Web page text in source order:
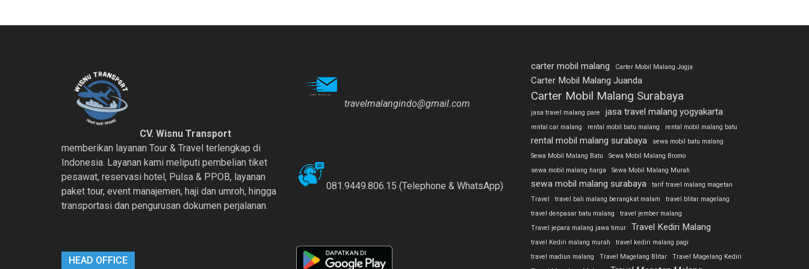
CV. Wisnu Transport
memberikan layanan Tour & Travel terlengkap di
Indonesia. Layanan kami meliputi pembelian tiket
pesawat, reservasi hotel, Pulsa & PPOB, layanan
paket tour, event manajemen, haji dan umroh, hingga
transportasi dan pengurusan dokumen perjalanan.
HEAD OFFICE
travelmalangindo@gmail.com
081.9449.806.15 (Telephone & WhatsApp)
carter mobil malang Carter Mobil Malang Jogja
Carter Mobil Malang Juanda
Carter Mobil Malang Surabaya
jasa travel malang pare jasa travel malang yogyakarta
rental car malang rental mobil batu malang rental mobil malang batu
rental mobil malang surabaya
sewa mobil batu malang
Sewa Mobil Malang Batu
Sewa Mobil Malang Bromo
sewa mobil malang harga
Sewa Mobil Malang Murah
sewa mobil malang surabaya
tarif travel malang magetan
Travel
travel bali malang berangkat malam
travel blitar magelang
travel denpasar batu malang
travel jember malang
Travel jepara malang jawa timur
Travel Kediri Malang
travel Kediri malang murah
travel kediri malang pagi
travel madiun malang
Travel Magelang Blitar
Travel Magelang Kediri